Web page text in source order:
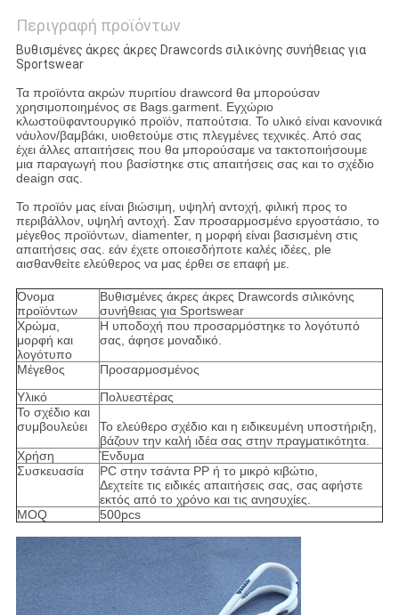
Περιγραφή προϊόντων
Βυθισμένες άκρες άκρες Drawcords σιλικόνης συνήθειας για
Sportswear
Τα προϊόντα ακρών πυριτίου drawcord θα μπορούσαν
χρησιμοποιημένος σε Bags.garment. Εγχώριο
κλωστοϋφαντουργικό προϊόν, παπούτσια. Το υλικό είναι κανονικά
νάυλον/βαμβάκι, υιοθετούμε στις πλεγμένες τεχνικές. Από σας
έχει άλλες απαιτήσεις που θα μπορούσαμε να τακτοποιήσουμε
μια παραγωγή που βασίστηκε στις απαιτήσεις σας και το σχέδιο
deaign σας.
Το προϊόν μας είναι βιώσιμη, υψηλή αντοχή, φιλική προς το
περιβάλλον, υψηλή αντοχή. Σαν προσαρμοσμένο εργοστάσιο, το
μέγεθος προϊόντων, diamenter, η μορφή είναι βασισμένη στις
απαιτήσεις σας. εάν έχετε οποιεσδήποτε καλές ιδέες, ple
αισθανθείτε ελεύθερος να μας έρθει σε επαφή με.
Όνομα
προϊόντων
Βυθισμένες άκρες άκρες Drawcords σιλικόνης
συνήθειας για Sportswear
Χρώμα,
μορφή και
λογότυπο
Η υποδοχή που προσαρμόστηκε το λογότυπό
σας, άφησε μοναδικό.
Μέγεθος
Προσαρμοσμένος
Υλικό
Πολυεστέρας
Το σχέδιο και
συμβουλεύει
Το ελεύθερο σχέδιο και η ειδικευμένη υποστήριξη,
βάζουν την καλή ιδέα σας στην πραγματικότητα.
Χρήση
Ένδυμα
Συσκευασία
PC στην τσάντα PP ή το μικρό κιβώτιο,
Δεχτείτε τις ειδικές απαιτήσεις σας, σας αφήστε
εκτός από το χρόνο και τις ανησυχίες.
MOQ
500pcs